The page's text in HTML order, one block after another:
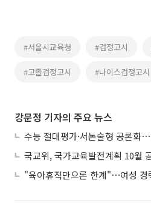
#서울시교육청 #검정고시
#고졸검정고시 #나이스검정고시
강문정 기자의 주요 뉴스